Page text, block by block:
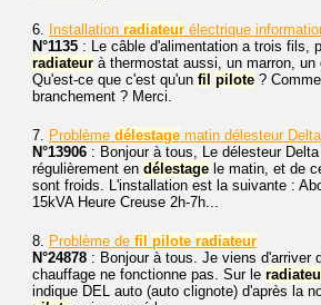
6. Installation radiateur électrique
N°1135 : Le câble d'alimentation a trois fils,
radiateur à thermostat aussi, un marron, un
Qu'est-ce que c'est qu'un fil pilote ?
branchement ? Merci.
7. Problème délestage matin délesteur
N°13906 : Bonjour à tous, Le délesteur
régulièrement en délestage le matin, et de
sont froids. L'installation est la suivante :
15kVA Heure Creuse 2h-7h...
8. Problème de fil pilote radiateur
N°24878 : Bonjour à tous. Je viens d'arriver
chauffage ne fonctionne pas. Sur le
indique DEL auto (auto clignote) d'après la